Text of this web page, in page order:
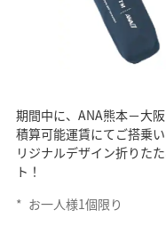
期間中に、ANA熊本－大
積算可能運賃にてご搭乗
リジナルデザイン折りた
ト！
* お一人様1個限り